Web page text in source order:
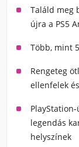
Találd meg
újra a PS5
Több, mint
Rengeteg
ellenfelek
legendás
helyszínek